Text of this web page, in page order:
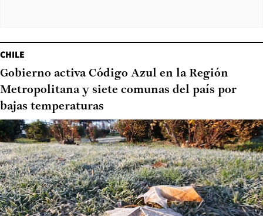
CHILE
Gobierno activa Código Azul en la Región
Metropolitana y siete comunas del país por
bajas temperaturas